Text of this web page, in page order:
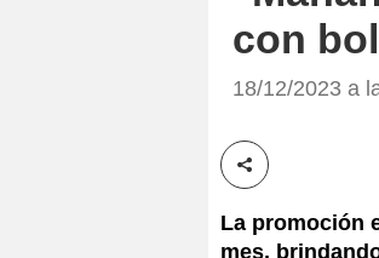
con
18/12/2023 a
Compartir esta
La promoción
mes,